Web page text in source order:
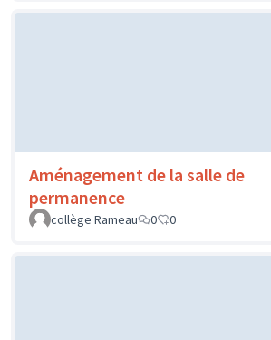
Aménagement de la salle de
permanence
collège Rameau
0 0